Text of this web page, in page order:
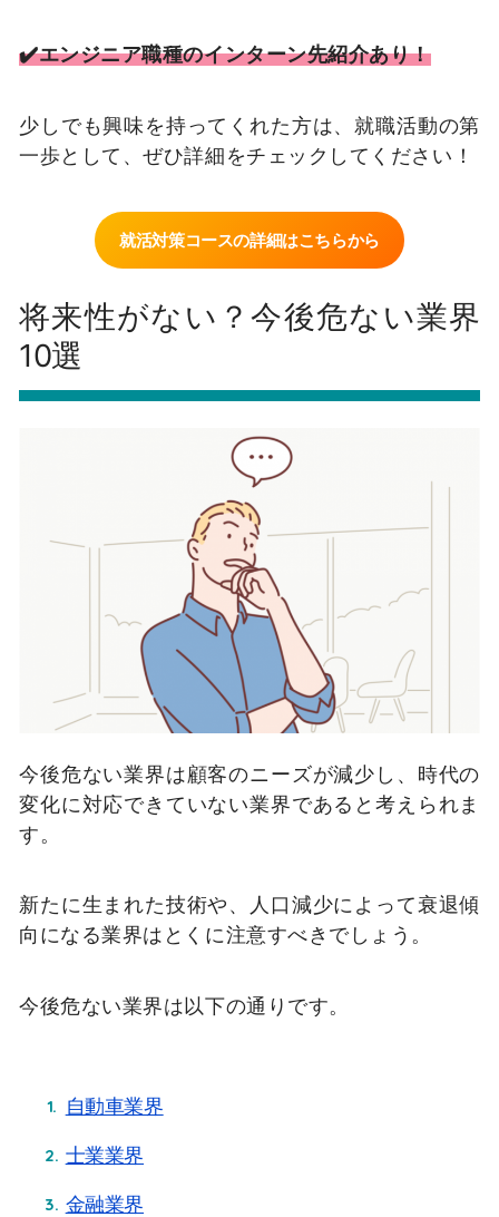
✔️エンジニア職種のインターン先紹介あり！
少しでも興味を持ってくれた方は、就職活動の第
一歩として、ぜひ詳細をチェックしてください！
就活対策コースの詳細はこちらから
将来性がない？今後危ない業界
10選
今後危ない業界は顧客のニーズが減少し、時代の
変化に対応できていない業界であると考えられま
す。
新たに生まれた技術や、人口減少によって衰退傾
向になる業界はとくに注意すべきでしょう。
今後危ない業界は以下の通りです。
自動車業界
士業業界
金融業界